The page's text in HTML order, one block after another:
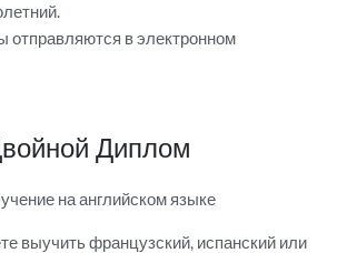
отправляются в электронном
Диплом
на английском языке
выучить французский, испанский или